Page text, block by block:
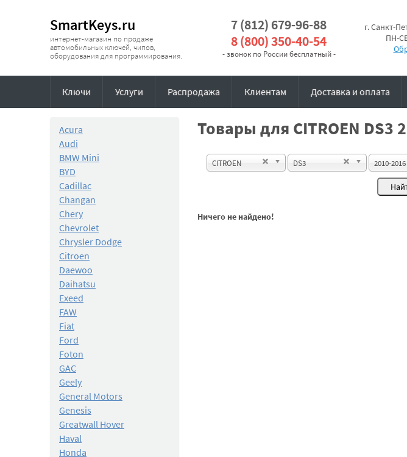
SmartKeys.ru
интернет-магазин по продаже
автомобильных ключей, чипов,
оборудования для программирования.
7 (812) 679-96-88
8 (800) 350-40-54
- звонок по России бесплатный -
г. Санкт-
ПН-
Ключи Услуги Распродажа Клиентам Доставка и оплата
Acura
Audi
BMW Mini
BYD
Cadillac
Changan
Chery
Chevrolet
Chrysler Dodge
Citroen
Daewoo
Daihatsu
Exeed
FAW
Fiat
Ford
Foton
GAC
Geely
General Motors
Genesis
Greatwall Hover
Haval
Honda
Товары для CITROEN DS3
CITROEN DS3
Ничего не найдено!